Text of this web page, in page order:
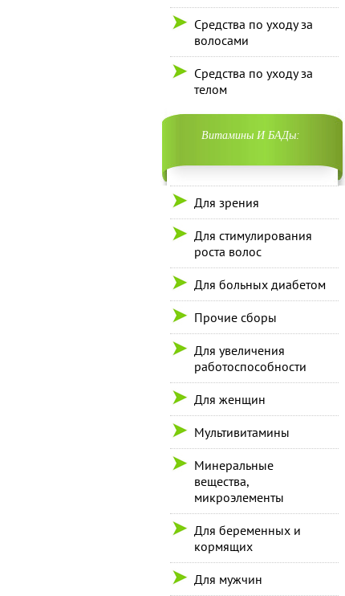
Средства по уходу за
волосами
Средства по уходу за
телом
Витамины И БАДы:
Для зрения
Для стимулирования
роста волос
Для больных диабетом
Прочие сборы
Для увеличения
работоспособности
Для женщин
Мультивитамины
Минеральные
вещества,
микроэлементы
Для беременных и
кормящих
Для мужчин